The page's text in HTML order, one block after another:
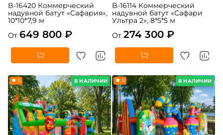
B-16420 Коммерческий
надувной батут «Сафария»,
10*10*7,9 м
От 649 800 ₽
B-16114 Коммерческий
надувной батут «Сафари
Ультра 2», 8*5*5 м
От 274 300 ₽
В НАЛИЧИИ
5 В НАЛИЧИИ
5